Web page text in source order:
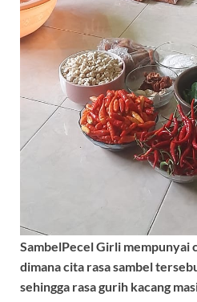
SambelPecel Girli mempunyai
dimana cita rasa sambel
sehingga rasa gurih kacang